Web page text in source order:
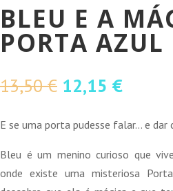
BLEU E A
PORTA AZUL
13,50€ O
original
13,50 €.
12,15 €O
atual
12,15
E se uma porta pudesse falar… e dar
Bleu é um menino curioso que
onde existe uma misteriosa